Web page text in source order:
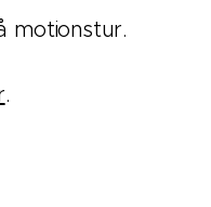
motionstur.
.